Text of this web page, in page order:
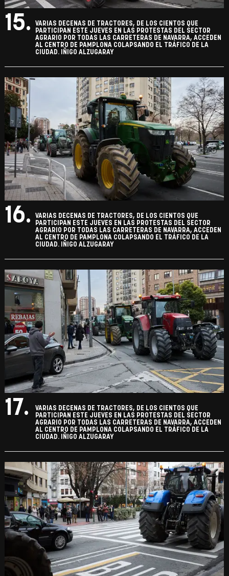
15.
VARIAS DECENAS DE TRACTORES, DE LOS CIENTOS QUE
PARTICIPAN ESTE JUEVES EN LAS PROTESTAS DEL SECTOR
AGRARIO POR TODAS LAS CARRETERAS DE NAVARRA, ACCEDEN
AL CENTRO DE PAMPLONA COLAPSANDO EL TRÁFICO DE LA
CIUDAD. IÑIGO ALZUGARAY
16.
VARIAS DECENAS DE TRACTORES, DE LOS CIENTOS QUE
PARTICIPAN ESTE JUEVES EN LAS PROTESTAS DEL SECTOR
AGRARIO POR TODAS LAS CARRETERAS DE NAVARRA, ACCEDEN
AL CENTRO DE PAMPLONA COLAPSANDO EL TRÁFICO DE LA
CIUDAD. IÑIGO ALZUGARAY
17.
VARIAS DECENAS DE TRACTORES, DE LOS CIENTOS QUE
PARTICIPAN ESTE JUEVES EN LAS PROTESTAS DEL SECTOR
AGRARIO POR TODAS LAS CARRETERAS DE NAVARRA, ACCEDEN
AL CENTRO DE PAMPLONA COLAPSANDO EL TRÁFICO DE LA
CIUDAD. IÑIGO ALZUGARAY